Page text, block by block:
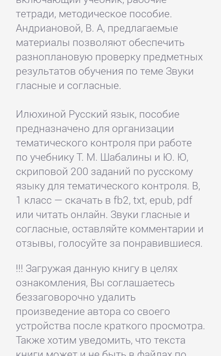
тетради, методическое пособие.
Андриановой, В. А, предлагаемые
материалы позволяют обеспечить
разноплановую проверку предметных
результатов обучения по теме Звуки
гласные и согласные.
Илюхиной Русский язык, пособие
предназначено для организации
тематического контроля при работе
по учебнику Т. М. Шабалины и Ю. Ю,
скриповой 200 заданий по русскому
языку для тематического контроля. В,
1 класс — скачать в fb2, txt, epub, pdf
или читать онлайн. Звуки гласные и
согласные, оставляйте комментарии и
отзывы, голосуйте за понравившиеся.
!!! Загружая данную книгу в целях
ознакомления, Вы соглашаетесь
беззаговорочно удалить
произведение автора со своего
устройства после краткого просмотра.
Также хотим уведомить, что текста